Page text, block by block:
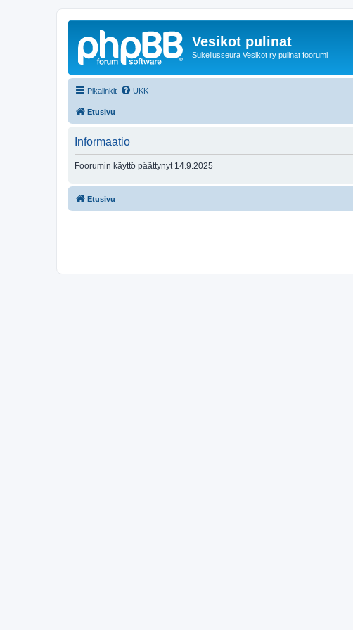
Vesikot pulinat
Sukellusseura Vesikot ry pulinat foorumi
Pikalinkit UKK
Etusivu
Informaatio
Foorumin käyttö päättynyt 14.9.2025
Etusivu